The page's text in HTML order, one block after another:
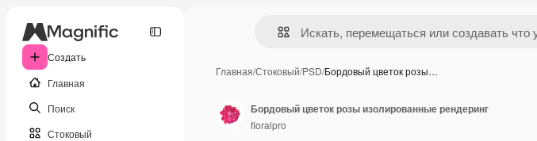
Создать
Главная
Поиск
Стоковый
Главная/Стоковый/PSD/Бордовый цветок розы…
Бордовый цветок розы изолированные рендеринг
floralpro